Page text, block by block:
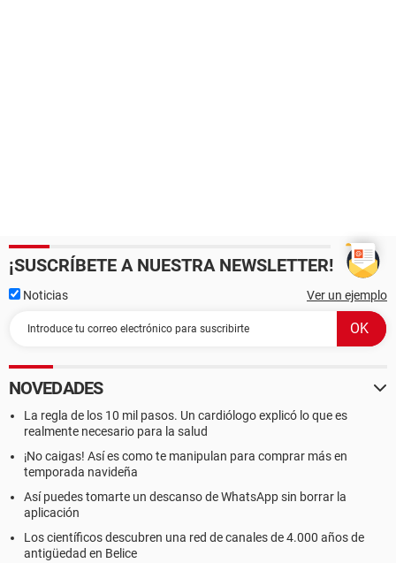
¡SUSCRÍBETE A NUESTRA NEWSLETTER!
Noticias Ver un ejemplo
NOVEDADES
La regla de los 10 mil pasos. Un cardiólogo explicó lo que es
realmente necesario para la salud
¡No caigas! Así es como te manipulan para comprar más en
temporada navideña
Así puedes tomarte un descanso de WhatsApp sin borrar la
aplicación
Los científicos descubren una red de canales de 4.000 años de
antigüedad en Belice